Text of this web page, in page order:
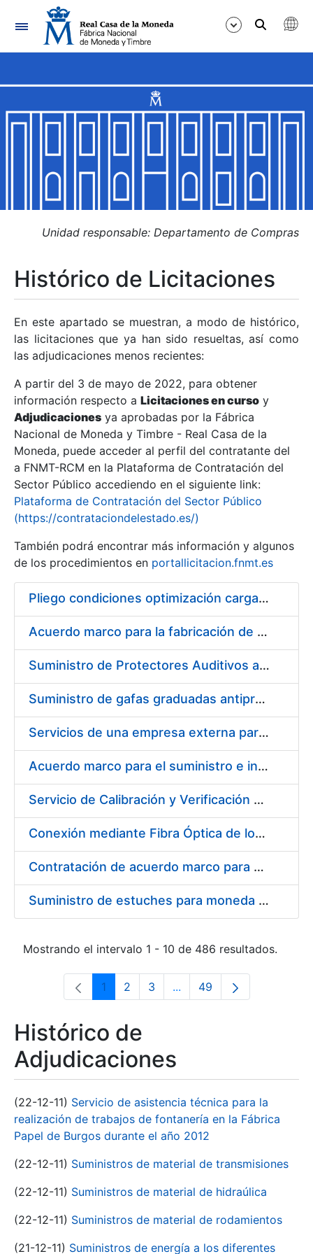
Navegación
Mostrar/Ocultar
Mostrar/Ocultar
Mostrar/Ocultar
Mostrar/Ocultar
Mostrar/Ocultar
Mostrar/Ocultar
Unidad responsable: Departamento de Compras
Histórico de Licitaciones
En este apartado se muestran, a modo de histórico,
las licitaciones que ya han sido resueltas, así como
las adjudicaciones menos recientes:
A partir del 3 de mayo de 2022, para obtener
información respecto a Licitaciones en curso y
Adjudicaciones ya aprobadas por la Fábrica
Nacional de Moneda y Timbre - Real Casa de la
Moneda, puede acceder al perfil del contratante del
a FNMT-RCM en la Plataforma de Contratación del
Sector Público accediendo en el siguiente link:
Plataforma de Contratación del Sector Público
(https://contrataciondelestado.es/)
También podrá encontrar más información y algunos
de los procedimientos en portallicitacion.fnmt.es
Pliego condiciones optimización cargas compras firmado
Acuerdo marco para la fabricación de piezas
Suministro de Protectores Auditivos a medida para las personas trabajadoras de los Centros de Trabajo de Madrid y Burgos
Suministro de gafas graduadas antiproyecciones para los trabajadores de la FNMT-RCM en los centros de trabajo de Madrid y Burgos
Servicios de una empresa externa para el asesoramiento y resolución de los recursos de alzada que se presentan relacionados con procesos de selección para la FNMT-RCM
Acuerdo marco para el suministro e instalación de persianas, estores y otros complementos
Servicio de Calibración y Verificación Externa de los Equipos de Medición del Servicio de Prevención de la FNMT-RCM
Conexión mediante Fibra Óptica de los Centros de Proceso de Datos (CPDs) de las sedes de la FNMT-RCM de Burgos y Madrid
Contratación de acuerdo marco para el Suministro de Material de Electricidad para la Fábrica Nacional de Moneda y Timbre-Real Casa de la Moneda en su centro de trabajo de Burgos
Suministro de estuches para moneda de 30 €
Mostrando el intervalo 1 - 10 de 486 resultados.
Página
1 Página
2 Página
3 ...Páginas intermedias Use
Página
49
Histórico de
Adjudicaciones
(22-12-11) Servicio de asistencia técnica para la
realización de trabajos de fontanería en la Fábrica
Papel de Burgos durante el año 2012
(22-12-11) Suministros de material de transmisiones
(22-12-11) Suministros de material de hidraúlica
(22-12-11) Suministros de material de rodamientos
(21-12-11) Suministros de energía a los diferentes